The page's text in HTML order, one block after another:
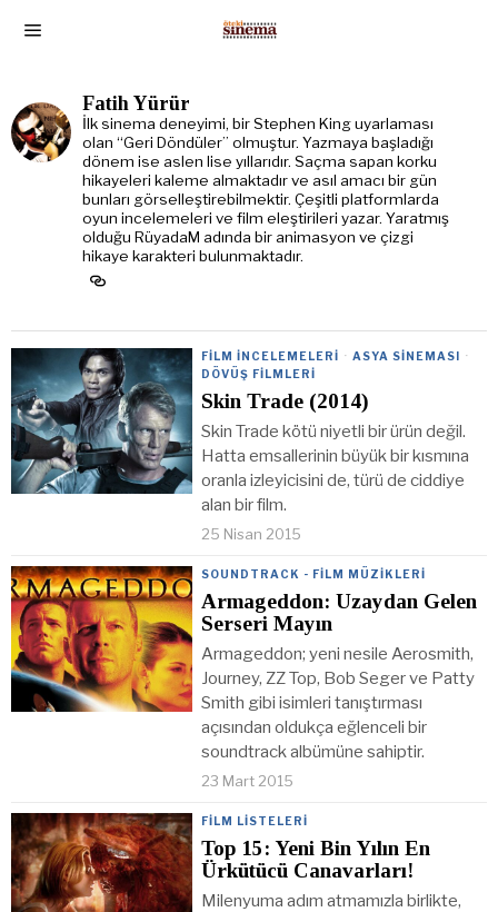
Fatih Yürür
İlk sinema deneyimi, bir Stephen King uyarlaması
olan “Geri Döndüler” olmuştur. Yazmaya başladığı
dönem ise aslen lise yıllarıdır. Saçma sapan korku
hikayeleri kaleme almaktadır ve asıl amacı bir gün
bunları görselleştirebilmektir. Çeşitli platformlarda
oyun incelemeleri ve film eleştirileri yazar. Yaratmış
olduğu RüyadaM adında bir animasyon ve çizgi
hikaye karakteri bulunmaktadır.
FILM İNCELEMELERI · ASYA SINEMASI ·
DÖVÜŞ FILMLERI
Skin Trade (2014)
Skin Trade kötü niyetli bir ürün değil.
Hatta emsallerinin büyük bir kısmına
oranla izleyicisini de, türü de ciddiye
alan bir film.
25 Nisan 2015
SOUNDTRACK - FILM MÜZIKLERI
Armageddon: Uzaydan Gelen
Serseri Mayın
Armageddon; yeni nesile Aerosmith,
Journey, ZZ Top, Bob Seger ve Patty
Smith gibi isimleri tanıştırması
açısından oldukça eğlenceli bir
soundtrack albümüne sahiptir.
23 Mart 2015
FILM LISTELERI
Top 15: Yeni Bin Yılın En
Ürkütücü Canavarları!
Milenyuma adım atmamızla birlikte,